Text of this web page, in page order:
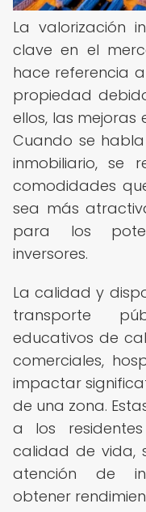
La valorización
clave en el
hace referencia
propiedad
ellos, las mejoras
Cuando se
inmobiliario, se
comodidades
sea más
para los
inversores.
La calidad y
transporte
educativos de
comerciales,
impactar
de una zona.
a los
calidad de vida,
atención de
obtener